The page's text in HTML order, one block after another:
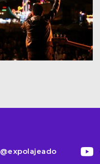
@expolajeado